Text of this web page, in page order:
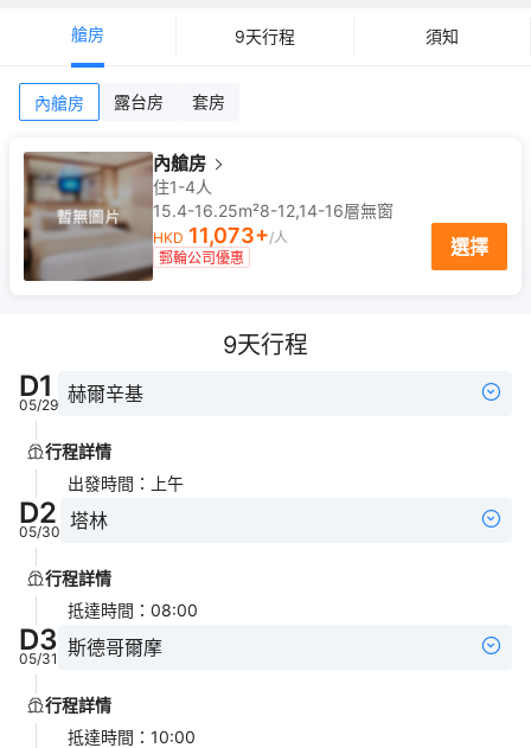
艙房 9天行程 須知
內艙房 露台房 套房
內艙房
住1-4人
15.4-16.25m²8-12,14-16層無窗
HKD 11,073+/人
郵輪公司優惠
選擇
9天行程
D1
05/29 赫爾辛基
行程詳情
出發時間 ： 上午
D2
05/30 塔林
行程詳情
抵達時間 ： 08:00
D3
05/31 斯德哥爾摩
行程詳情
抵達時間 ： 10:00